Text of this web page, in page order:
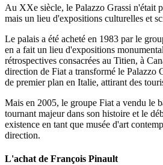
Au XXe siècle, le Palazzo Grassi n'était
mais un lieu d'expositions culturelles et
Le palais a été acheté en 1983 par le
en a fait un lieu d'expositions
rétrospectives consacrées au Titien, à
direction de Fiat a transformé le Palazzo
de premier plan en Italie, attirant des
Mais en 2005, le groupe Fiat a vendu le
tournant majeur dans son histoire et le
existence en tant que musée d'art
direction.
L'achat de François Pinault